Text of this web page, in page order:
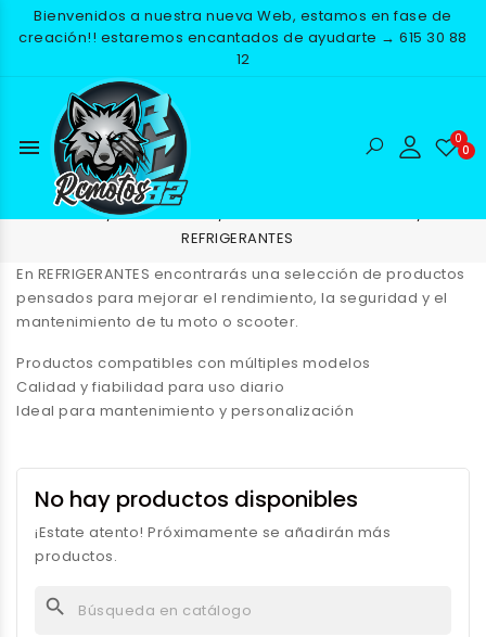
Bienvenidos a nuestra nueva Web, estamos en fase de
creación!! estaremos encantados de ayudarte → 615 30 88
12
menu
REFRIGERANTES
Inicio RECAMBIOS
ACEITES Y LUBRICACION
REFRIGERANTES
En REFRIGERANTES encontrarás una selección de productos
pensados para mejorar el rendimiento, la seguridad y el
mantenimiento de tu moto o scooter.
Productos compatibles con múltiples modelos
Calidad y fiabilidad para uso diario
Ideal para mantenimiento y personalización
No hay productos disponibles
¡Estate atento! Próximamente se añadirán más
productos.
search